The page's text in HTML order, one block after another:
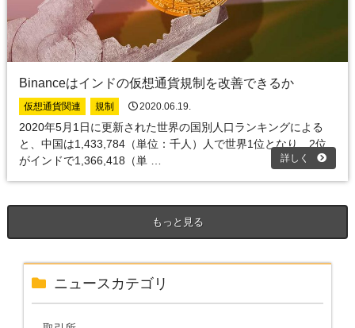
Binanceはインドの仮想通貨規制を改善できるか
仮想通貨関連 規制 2020.06.19.
2020年5月1日に更新された世界の国別人口ランキングによる
と、中国は1,433,784（単位：千人）人で世界1位となり、2位
がインドで1,366,418（単 …
詳しく
もっと見る
ニュースカテゴリ